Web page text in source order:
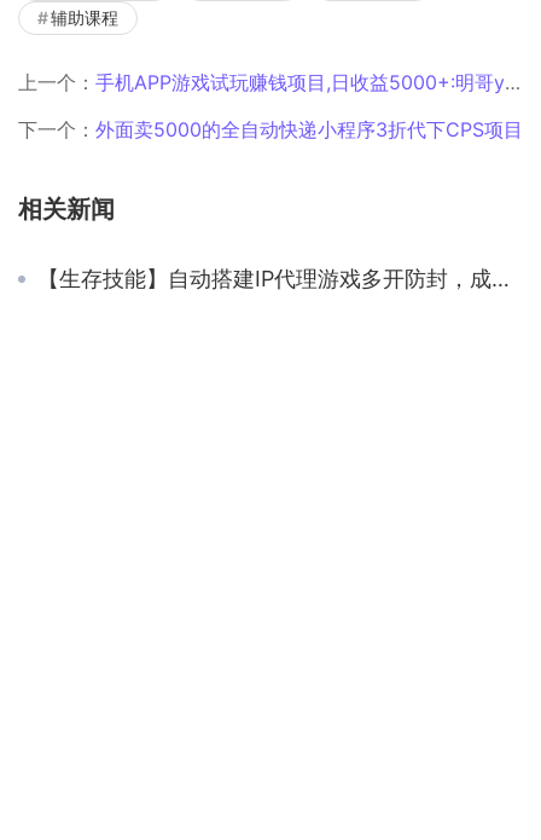
辅助课程
上一个： 手机APP游戏试玩赚钱项目,日收益5000+:明哥yueyuewan8
下一个： 外面卖5000的全自动快递小程序3折代下CPS项目
相关新闻
【生存技能】自动搭建IP代理游戏多开防封，成本低至3元一个月，自用非常稳，接单一天破千问题不大